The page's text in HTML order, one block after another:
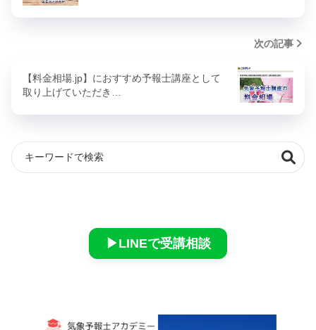
次の記事
【料金相場.jp】におすすめ予報士講座として
取り上げていただき…
▶︎LINEで受講相談